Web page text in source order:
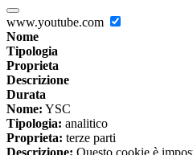
www.youtube.com
Nome
Tipologia
Proprieta
Descrizione
Durata
Nome: YSC
Tipologia: analitico
Proprieta: terze parti
Descrizione: Questo cookie è